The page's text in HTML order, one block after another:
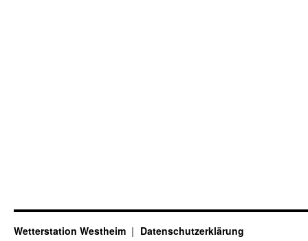
Wetterstation Westheim Datenschutzerklärung